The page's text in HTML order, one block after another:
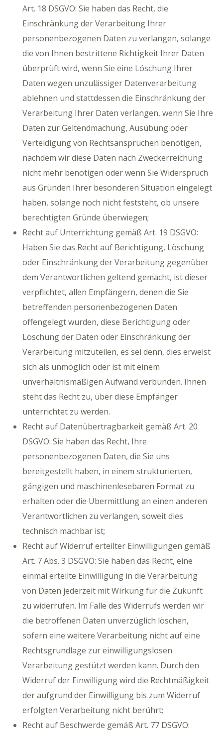
Art. 18 DSGVO: Sie haben das Recht, die
Einschränkung der Verarbeitung Ihrer
personenbezogenen Daten zu verlangen, solange
die von Ihnen bestrittene Richtigkeit Ihrer Daten
überprüft wird, wenn Sie eine Löschung Ihrer
Daten wegen unzulässiger Datenverarbeitung
ablehnen und stattdessen die Einschränkung der
Verarbeitung Ihrer Daten verlangen, wenn Sie Ihre
Daten zur Geltendmachung, Ausübung oder
Verteidigung von Rechtsansprüchen benötigen,
nachdem wir diese Daten nach Zweckerreichung
nicht mehr benötigen oder wenn Sie Widerspruch
aus Gründen Ihrer besonderen Situation eingelegt
haben, solange noch nicht feststeht, ob unsere
berechtigten Gründe überwiegen;
Recht auf Unterrichtung gemäß Art. 19 DSGVO:
Haben Sie das Recht auf Berichtigung, Löschung
oder Einschränkung der Verarbeitung gegenüber
dem Verantwortlichen geltend gemacht, ist dieser
verpflichtet, allen Empfängern, denen die Sie
betreffenden personenbezogenen Daten
offengelegt wurden, diese Berichtigung oder
Löschung der Daten oder Einschränkung der
Verarbeitung mitzuteilen, es sei denn, dies erweist
sich als unmöglich oder ist mit einem
unverhältnismäßigen Aufwand verbunden. Ihnen
steht das Recht zu, über diese Empfänger
unterrichtet zu werden.
Recht auf Datenübertragbarkeit gemäß Art. 20
DSGVO: Sie haben das Recht, Ihre
personenbezogenen Daten, die Sie uns
bereitgestellt haben, in einem strukturierten,
gängigen und maschinenlesebaren Format zu
erhalten oder die Übermittlung an einen anderen
Verantwortlichen zu verlangen, soweit dies
technisch machbar ist;
Recht auf Widerruf erteilter Einwilligungen gemäß
Art. 7 Abs. 3 DSGVO: Sie haben das Recht, eine
einmal erteilte Einwilligung in die Verarbeitung
von Daten jederzeit mit Wirkung für die Zukunft
zu widerrufen. Im Falle des Widerrufs werden wir
die betroffenen Daten unverzüglich löschen,
sofern eine weitere Verarbeitung nicht auf eine
Rechtsgrundlage zur einwilligungslosen
Verarbeitung gestützt werden kann. Durch den
Widerruf der Einwilligung wird die Rechtmäßigkeit
der aufgrund der Einwilligung bis zum Widerruf
erfolgten Verarbeitung nicht berührt;
Recht auf Beschwerde gemäß Art. 77 DSGVO: